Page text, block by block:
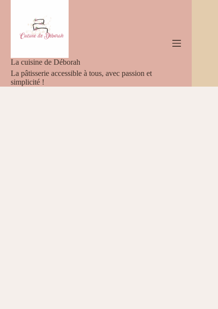
La cuisine de Déborah
La pâtisserie accessible à tous, avec passion et
simplicité !